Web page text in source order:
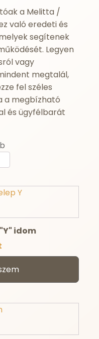
a Melitta /
való eredeti és
segítenek
Legyen
vagy
megtalál,
fel széles
a megbízható
és ügyfélbarát
idom